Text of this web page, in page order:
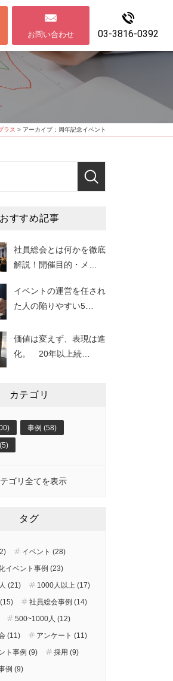
お問い合わせ 03-3816-0392
ラス > アーカイブ：周年記念イベント
おすすめ記事
社員総会とは何かを徹底
解説！開催目的・メ
イベントの運営を任され
た人の陥りやすい5…
価値は変えず、表現は進
化。 20年以上続…
カテゴリ
事例 (58)
ゴリ全てを表示
タグ
イベント (28)
イベント事例 (23)
(21)
1000人以上 (17)
社員総会事例 (14)
500~1000人 (12)
(11)
アンケート (11)
ト事例 (9)
採用 (9)
例 (9)